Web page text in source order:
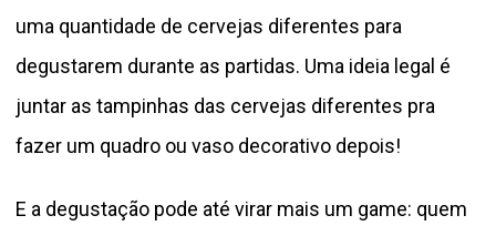
uma quantidade de cervejas diferentes para
degustarem durante as partidas. Uma ideia legal é
juntar as tampinhas das cervejas diferentes pra
fazer um quadro ou vaso decorativo depois!
E a degustação pode até virar mais um game: quem